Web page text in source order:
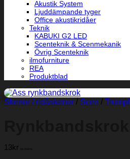
Akustik System
Ljuddämpande tyger
Office akustikridåer
Teknik
KABUKI G2 LED
Scenteknik & Scenmekanik
Övrig Scenteknik
ilmofurniture
REA
Produktblad
Skenor / ridåskenor / Scen / Trumpf
13kr ex.moms